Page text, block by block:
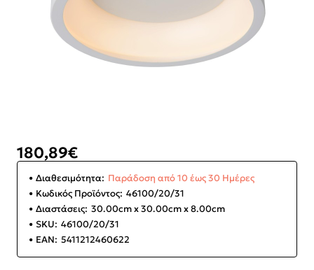
180,89€
Διαθεσιμότητα: Παράδοση από 10 έως 30 Ημέρες
Κωδικός Προϊόντος: 46100/20/31
Διαστάσεις: 30.00cm x 30.00cm x 8.00cm
SKU: 46100/20/31
EAN: 5411212460622